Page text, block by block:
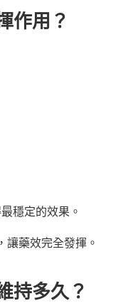
作用？
穩定的效果。
讓藥效完全發揮。
持多久？